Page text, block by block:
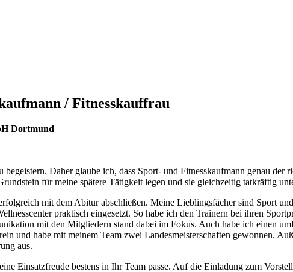
/ Fitnesskauffrau
Dortmund
Daher glaube ich, dass Sport- und Fitnesskaufmann genau der
für meine spätere Tätigkeit legen und sie gleichzeitig tatkräftig
mit dem Abitur abschließen. Meine Lieblingsfächer sind Sport
praktisch eingesetzt. So habe ich den Trainern bei ihren
mit den Mitgliedern stand dabei im Fokus. Auch habe ich einen
und habe mit meinem Team zwei Landesmeisterschaften gewonnen.
aus.
Einsatzfreude bestens in Ihr Team passe. Auf die Einladung zum